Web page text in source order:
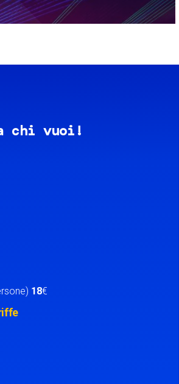
chi vuoi!
18€